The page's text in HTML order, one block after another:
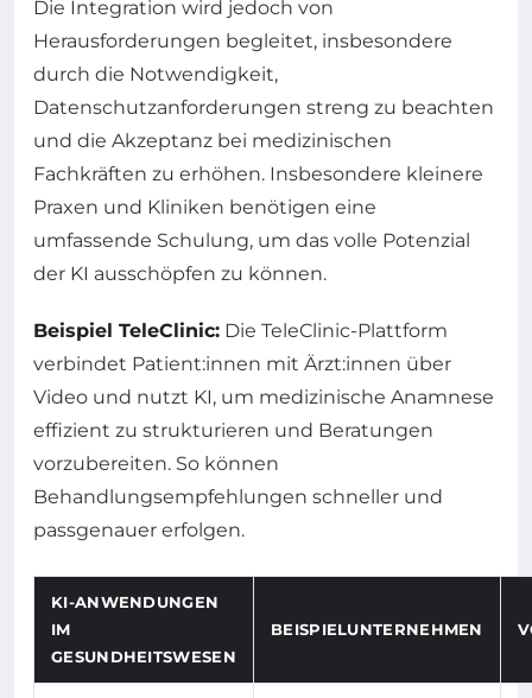
Die Integration wird jedoch von
Herausforderungen begleitet, insbesondere
durch die Notwendigkeit,
Datenschutzanforderungen streng zu beachten
und die Akzeptanz bei medizinischen
Fachkräften zu erhöhen. Insbesondere kleinere
Praxen und Kliniken benötigen eine
umfassende Schulung, um das volle Potenzial
der KI ausschöpfen zu können.
Beispiel TeleClinic: Die TeleClinic-Plattform
verbindet Patient:innen mit Ärzt:innen über
Video und nutzt KI, um medizinische Anamnese
effizient zu strukturieren und Beratungen
vorzubereiten. So können
Behandlungsempfehlungen schneller und
passgenauer erfolgen.
KI-ANWENDUNGEN
IM
GESUNDHEITSWESEN
BEISPIELUNTERNEHMEN